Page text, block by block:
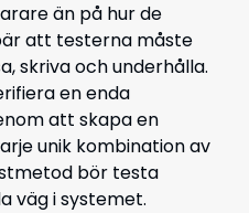
än på hur de
att testerna måste
skriva och underhålla.
en enda
att skapa en
unik kombination av
bör testa
väg i systemet.